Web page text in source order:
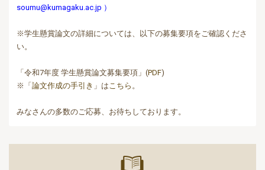
soumu@kumagaku.ac.jp ）
※学生懸賞論文の詳細については、以下の募集要項をご確認くださ
い。
「令和7年度 学生懸賞論文募集要項」(PDF)
※「 論文作成の手引き 」はこちら 。
みなさんの多数のご応募、お待ちしております。